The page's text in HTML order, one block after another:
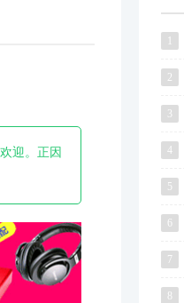
2
3
4
5
6
7
迎。正因